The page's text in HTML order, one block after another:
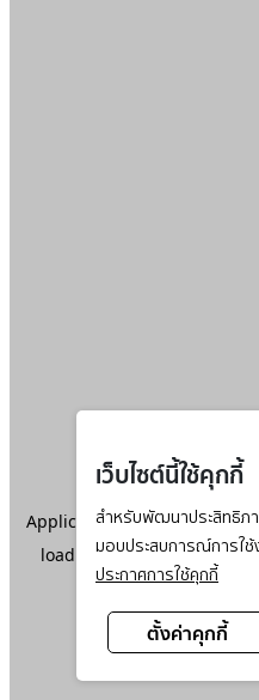
เว็บไซต์นี้ใช้คุกกี้
สำหรับพัฒนาประสิทธิภา
มอบประสบการณ์การใช้
ประกาศการใช้คุกกี้
ตั้งค่าคุกกี้
Application error: aclient-
loadingwww.ktc.co.th(see